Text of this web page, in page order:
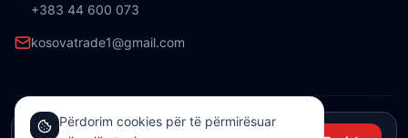
Përdorim cookies për të përmirësuar
+383 44 600 073
kosovatrade1@gmail.com
©2026 Kosova Trade Rent a Car. Të gjitha të drejtat e